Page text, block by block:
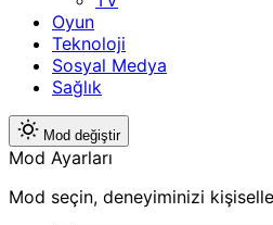
Oyun
Teknoloji
Sosyal Medya
Sağlık
Mod değiştir
Mod Ayarları
Mod seçin, deneyiminizi